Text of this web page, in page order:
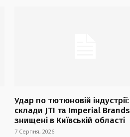
Удар по тютюновій індустрії:
склади JTI та Imperial Brands
знищені в Київській області
7 Серпня, 2026